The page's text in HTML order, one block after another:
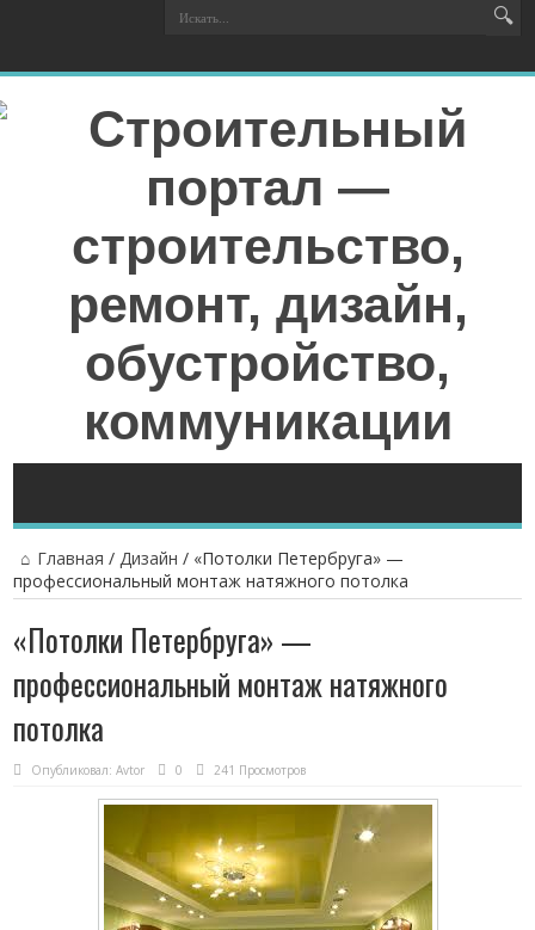
Главная /Дизайн / «Потолки Петербруга» —
профессиональный монтаж натяжного потолка
«Потолки Петербруга» —
профессиональный монтаж натяжного
потолка
Опубликовал:Avtor 0 241 Просмотров